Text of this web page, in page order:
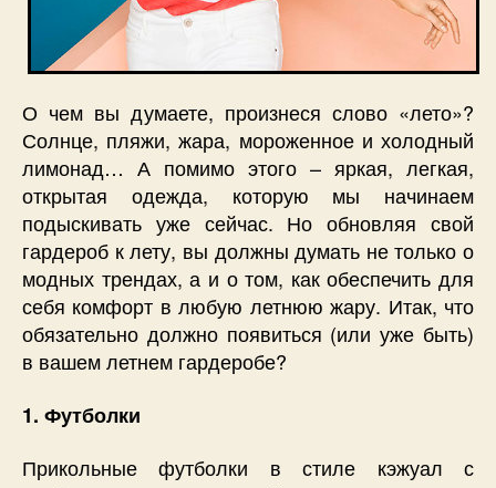
О чем вы думаете, произнеся слово «лето»?
Солнце, пляжи, жара, мороженное и холодный
лимонад… А помимо этого – яркая, легкая,
открытая одежда, которую мы начинаем
подыскивать уже сейчас. Но обновляя свой
гардероб к лету, вы должны думать не только о
модных трендах, а и о том, как обеспечить для
себя комфорт в любую летнюю жару. Итак, что
обязательно должно появиться (или уже быть)
в вашем летнем гардеробе?
1. Футболки
Прикольные футболки в стиле кэжуал с